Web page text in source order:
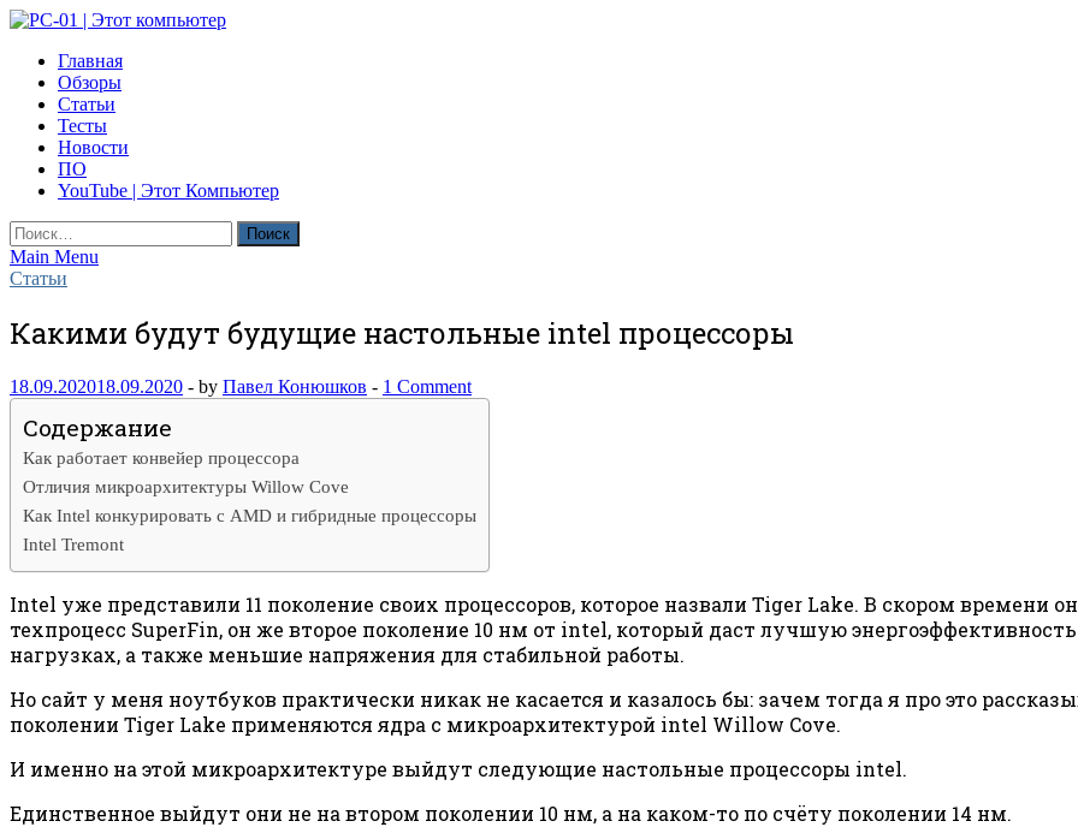
Skip
content
PC-01 | Этот компьютер
Компьютерные новости
Главная
Обзоры
Статьи
Тесты
Новости
ПО
YouTube | Этот Компьютер
Найти:
Main Menu
Статьи
Какими будут будущие настольные intel процессоры
18.09.202018.09.2020 - by Павел Конюшков - 1 Comment
Содержание
Как работает конвейер процессора
Отличия микроархитектуры Willow Cove
Как Intel конкурировать с AMD и гибридные процессоры
Intel Tremont
Intel уже представили 11 поколение своих процессоров, которое назвали Tiger Lake. В скором времени
техпроцесс SuperFin, он же второе поколение 10 нм от intel, который даст лучшую
нагрузках, а также меньшие напряжения для стабильной работы.
Но сайт у меня ноутбуков практически никак не касается и казалось бы: зачем тогда я про это
поколении Tiger Lake применяются ядра с микроархитектурой intel Willow Cove.
И именно на этой микроархитектуре выйдут следующие настольные процессоры intel.
Единственное выйдут они не на втором поколении 10 нм, а на каком-то по счёту поколении 14 нм.